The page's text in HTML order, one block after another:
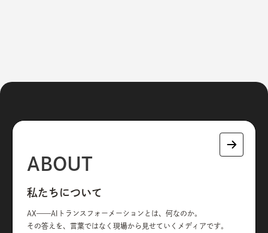
ABOUT
私たちについて
AX——AIトランスフォーメーションとは、何なのか。
その答えを、言葉ではなく現場から見せていくメディアです。